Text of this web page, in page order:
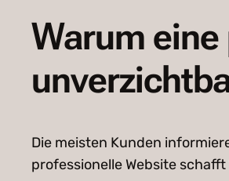
Warum
Die meisten Kunden
professionelle Website